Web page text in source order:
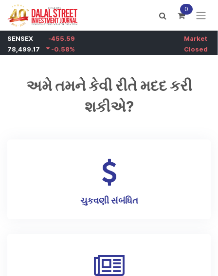
Skip to Content 0
અમે તમને કેવી રીતે મદદ કરી
શકીએ?
ચુકવણી સંબંધિત